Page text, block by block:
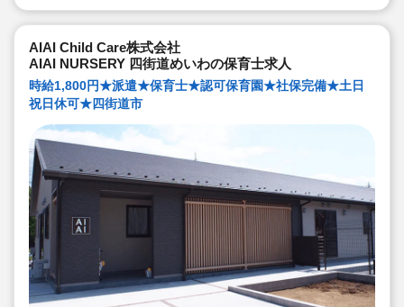
の方とのやり取り等を効率化されています
★子どもたち一人一人と向き合った保育を実施していま
す
AIAI Child Care株式会社
AIAI NURSERY 四街道めいわの保育士求人
時給1,800円★派遣★保育士★認可保育園★社保完備★土日
祝日休可★四街道市